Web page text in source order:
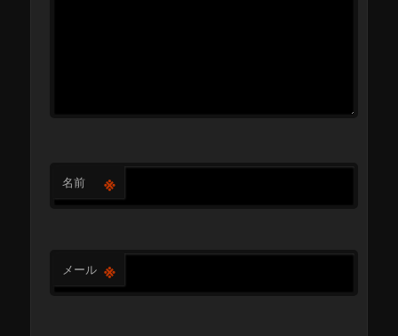
名前 ※
メール ※